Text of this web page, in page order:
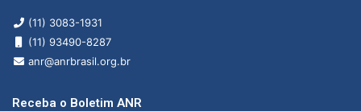
(11) 3083-1931
(11) 93490-8287
anr@anrbrasil.org.br
Receba o Boletim ANR